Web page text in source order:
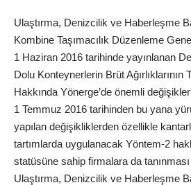
Ulaştırma, Denizcilik ve Haberleşme
Kombine Taşımacılık Düzenleme
1 Haziran 2016 tarihinde yayınlanan
Dolu Konteynerlerin Brüt Ağırlıklarının
Hakkında Yönerge’de önemli değişikler
1 Temmuz 2016 tarihinden bu yana
yapılan değişikliklerden özellikle
tartımlarda uygulanacak Yöntem-2
statüsüne sahip firmalara da
Ulaştırma, Denizcilik ve Haberleşme